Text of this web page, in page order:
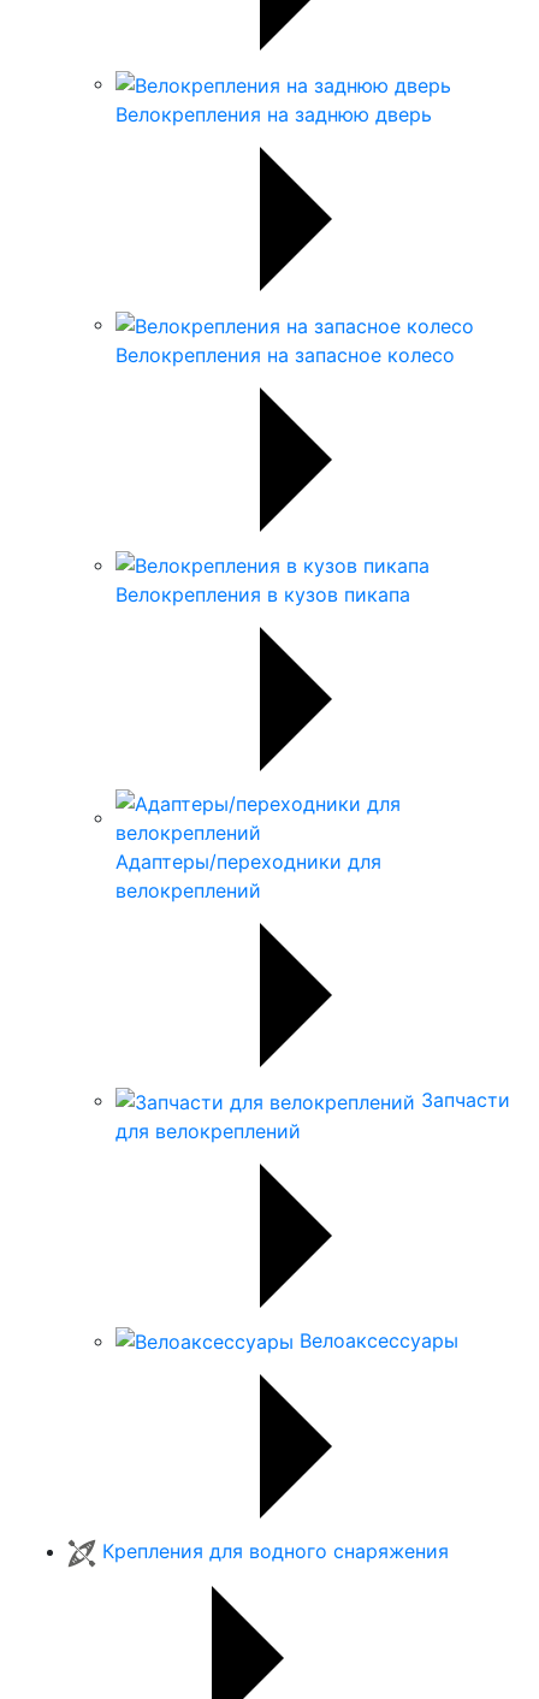
Велокрепления на заднюю дверь
Велокрепления на запасное колесо
Велокрепления в кузов пикапа
Адаптеры/переходники для
велокреплений
Запчасти
для велокреплений
Велоаксессуары
Крепления для водного снаряжения